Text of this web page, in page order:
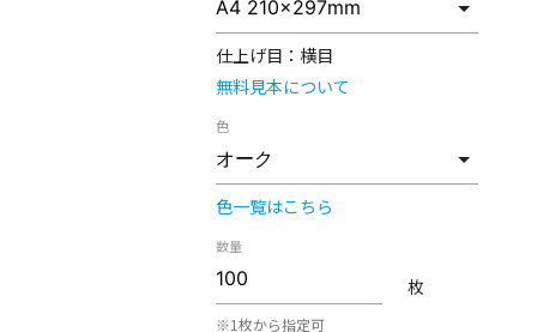
仕上げ目： 横目
無料見本について
色
色一覧はこちら
数量
※1枚から指定可
枚